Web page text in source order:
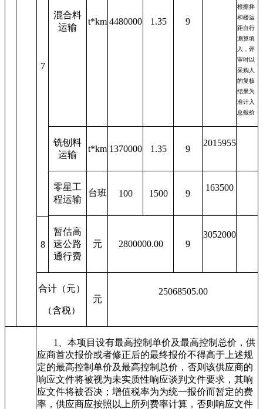
7
混合料
运输
t*km 4480000 1.35 9
根据拌
和楼运
距自行
测算填
入，评
审时以
采购人
的复核
结果为
准计入
总报价
铣刨料
运输
t*km 1370000 1.35 9
2015955
零星工
程运输
台班 100 1500 9
163500
8
暂估高
速公路
通行费
元 2800000.00 9
3052000
合计（元）
（含税）
元
25068505.00
1
、本项目设有最高控制单价及最高控制总价，供
应商首次报价或者修正后的最终报价不得高于上述规
定的最高控制单价及最高控制总价，否则该供应商的
响应文件将被视为未实质性响应谈判文件要求，其响
应文件将被否决；增值税率为为统一报价而暂定的费
率，供应商应按照以上所列费率计算，否则响应文件